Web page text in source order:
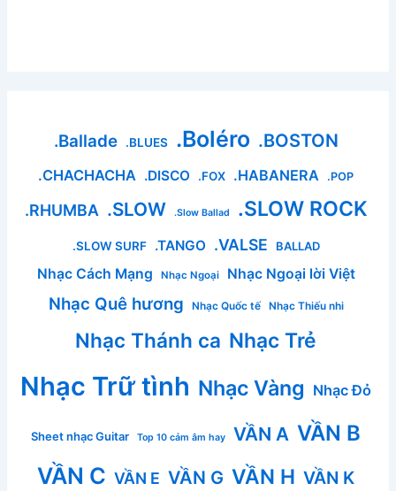
.Ballade .BLUES .Boléro .BOSTON
.CHACHACHA .DISCO .FOX .HABANERA .POP
.RHUMBA .SLOW .Slow Ballad .SLOW ROCK
.SLOW SURF .TANGO .VALSE BALLAD
Nhạc Cách Mạng Nhạc Ngoại Nhạc Ngoại lời Việt
Nhạc Quê hương Nhạc Quốc tế Nhạc Thiếu nhi
Nhạc Thánh ca Nhạc Trẻ
Nhạc Trữ tình Nhạc Vàng Nhạc Đỏ
Sheet nhạc Guitar Top 10 cảm âm hay VẦN A VẦN B
VẦN C VẦN E VẦN G VẦN H VẦN K